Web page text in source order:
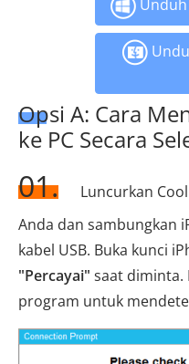
Opsi A: Cara
ke PC Secara
01.
Luncurkan
Anda dan sambungkan
kabel USB. Buka kunci
"Percayai" saat diminta.
program untuk